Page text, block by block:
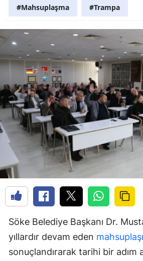
#Mahsuplaşma #Trampa
Söke Belediye Başkanı Dr.
yıllardır devam eden
sonuçlandırarak tarihi bir adım